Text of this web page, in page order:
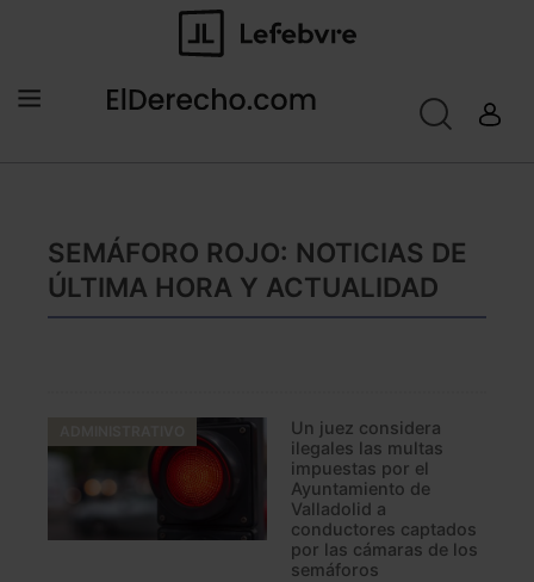
SEMÁFORO ROJO: NOTICIAS DE
ÚLTIMA HORA Y ACTUALIDAD
Un juez considera
ilegales las multas
impuestas por el
Ayuntamiento de
Valladolid a
conductores captados
por las cámaras de los
semáforos